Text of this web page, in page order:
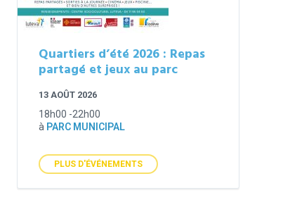
Quartiers d’été 2026 : Repas
partagé et jeux au parc
13 AOÛT 2026
18h00 -22h00
à PARC MUNICIPAL
PLUS D'ÉVÉNEMENTS